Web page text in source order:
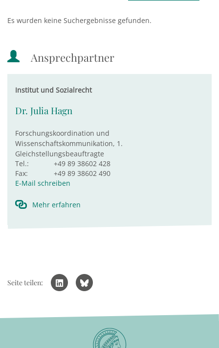
Es wurden keine Suchergebnisse gefunden.
Ansprechpartner
Institut und Sozialrecht
Dr. Julia Hagn
Forschungskoordination und
Wissenschaftskommunikation, 1.
Gleichstellungsbeauftragte
Tel.:
+49 89 38602 428
Fax:
+49 89 38602 490
E-Mail schreiben
Mehr erfahren
Seite teilen: